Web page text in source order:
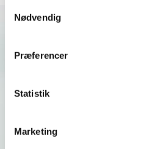
Nødvendig
Præferencer
Statistik
Marketing